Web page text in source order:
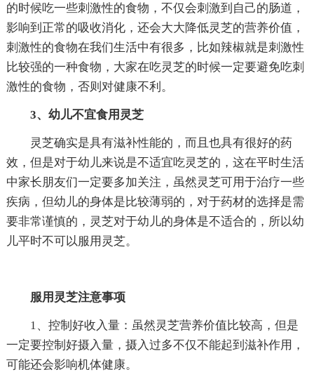
的时候吃一些刺激性的食物，不仅会刺激到自己的肠道，
影响到正常的吸收消化，还会大大降低灵芝的营养价值，
刺激性的食物在我们生活中有很多，比如辣椒就是刺激性
比较强的一种食物，大家在吃灵芝的时候一定要避免吃刺
激性的食物，否则对健康不利。
3、幼儿不宜食用灵芝
灵芝确实是具有滋补性能的，而且也具有很好的药
效，但是对于幼儿来说是不适宜吃灵芝的，这在平时生活
中家长朋友们一定要多加关注，虽然灵芝可用于治疗一些
疾病，但幼儿的身体是比较薄弱的，对于药材的选择是需
要非常谨慎的，灵芝对于幼儿的身体是不适合的，所以幼
儿平时不可以服用灵芝。
服用灵芝注意事项
1、控制好收入量：虽然灵芝营养价值比较高，但是
一定要控制好摄入量，摄入过多不仅不能起到滋补作用，
可能还会影响机体健康。